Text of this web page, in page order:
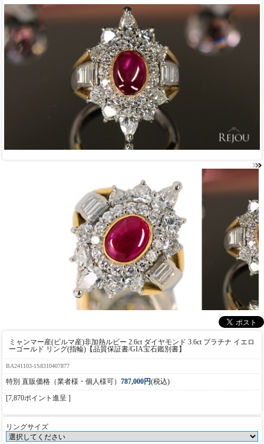
ミャンマー産(ビルマ産)非加熱ルビー 2.6ct ダイヤモンド 3.6ct プラチナ イエロ
ーゴールド リング(指輪)【品質保証書/GIA宝石鑑別書】
BA241103-1S8310407877
特別 直販価格（業者様・個人様可） 787,000円(税込)
[7,870ポイント進呈 ]
リングサイズ